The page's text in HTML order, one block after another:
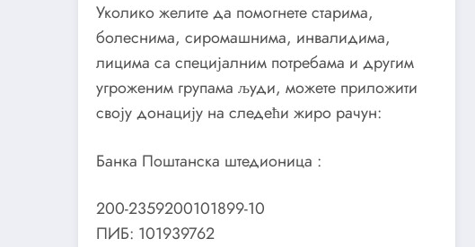
Уколико желите да помогнете старима,
болеснима, сиромашнима, инвалидима,
лицима са специјалним потребама и другим
угроженим групама људи, можете приложити
своју донацију на следећи жиро рачун:
Банка Поштанска штедионица :
200-2359200101899-10
ПИБ: 101939762